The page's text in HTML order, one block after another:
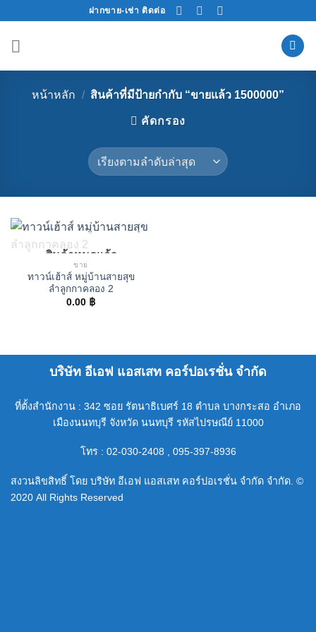
content
ฝากขาย-เช่า ติดต่อ
หน้าหลัก / สินค้าที่มีป้ายกำกับ “ขายแล้ว 1500000”
คัดกรอง
สินค้าหมดแล้ว
ขาย
ทาวน์เฮ้าส์ หมู่บ้านสายสุข
ลำลูกกาคลอง 2
0.00 ฿
บริษัท อีเอฟ แอสเสท คอร์ปอเรชั่น จำกัด
ที่ตั้งสำนักงาน : 342 ซอย รัตนาธิเบศร์ 18 ตำบล บางกระสอ อำเภอ
เมืองนนทบุรี จังหวัด นนทบุรี รหัสไปรษณีย์ 11000
โทร : 02-030-2408 , 095-397-8936
สงวนลิขสิทธิ์ โดย บริษัท อีเอฟ แอสเสท คอร์ปอเรชั่น จำกัด จำกัด. ©
2020 All Rights Reserved